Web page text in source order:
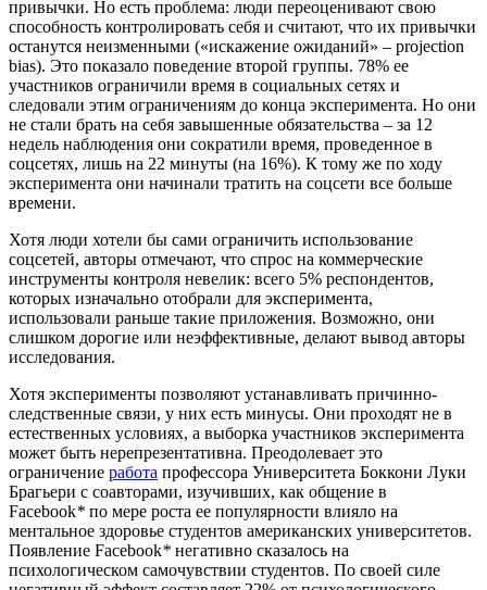
привычки. Но есть проблема: люди переоценивают свою
способность контролировать себя и считают, что их привычки
останутся неизменными («искажение ожиданий» – projection
bias). Это показало поведение второй группы. 78% ее
участников ограничили время в социальных сетях и
следовали этим ограничениям до конца эксперимента. Но они
не стали брать на себя завышенные обязательства – за 12
недель наблюдения они сократили время, проведенное в
соцсетях, лишь на 22 минуты (на 16%). К тому же по ходу
эксперимента они начинали тратить на соцсети все больше
времени.
Хотя люди хотели бы сами ограничить использование
соцсетей, авторы отмечают, что спрос на коммерческие
инструменты контроля невелик: всего 5% респондентов,
которых изначально отобрали для эксперимента,
использовали раньше такие приложения. Возможно, они
слишком дорогие или неэффективные, делают вывод авторы
исследования.
Хотя эксперименты позволяют устанавливать причинно-
следственные связи, у них есть минусы. Они проходят не в
естественных условиях, а выборка участников эксперимента
может быть нерепрезентативна. Преодолевает это
ограничение работа профессора Университета Боккони Луки
Брагьери с соавторами, изучивших, как общение в
Facebook* по мере роста ее популярности влияло на
ментальное здоровье студентов американских университетов.
Появление Facebook* негативно сказалось на
психологическом самочувствии студентов. По своей силе